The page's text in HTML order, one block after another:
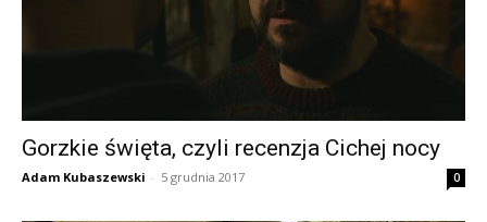
Gorzkie święta, czyli recenzja Cichej nocy
Adam Kubaszewski - 5 grudnia 2017 0